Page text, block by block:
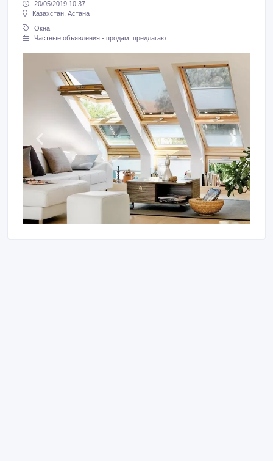
20/05/2019 10:37
Казахстан, Астана
Окна
Частные объявления - продам, предлагаю